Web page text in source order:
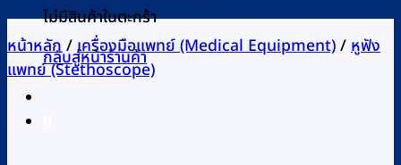
ไม่มีสินค้าในตะกร้า
กลับสู่หน้าร้านค้า
หน้าหลัก/เครื่องมือแพทย์ (Medical Equipment)/หูฟัง
แพทย์ (Stethoscope)